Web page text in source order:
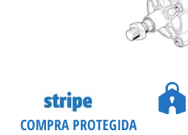
COMPRA PROTEGIDA